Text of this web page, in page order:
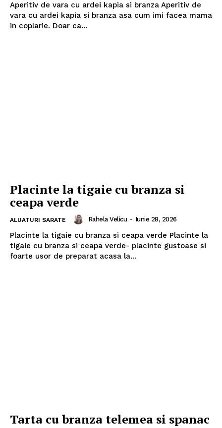
Aperitiv de vara cu ardei kapia si branza Aperitiv de
vara cu ardei kapia si branza asa cum imi facea mama
in coplarie. Doar ca...
Placinte la tigaie cu branza si
ceapa verde
ALUATURI SARATE Rahela Velicu - Iunie 28, 2026
Placinte la tigaie cu branza si ceapa verde Placinte la
tigaie cu branza si ceapa verde- placinte gustoase si
foarte usor de preparat acasa la...
Tarta cu branza telemea si spanac